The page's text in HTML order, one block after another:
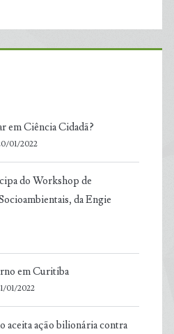
em Ciência Cidadã?
01/2022
do Workshop de
da Engie
em Curitiba
01/2022
aceita ação bilionária contra